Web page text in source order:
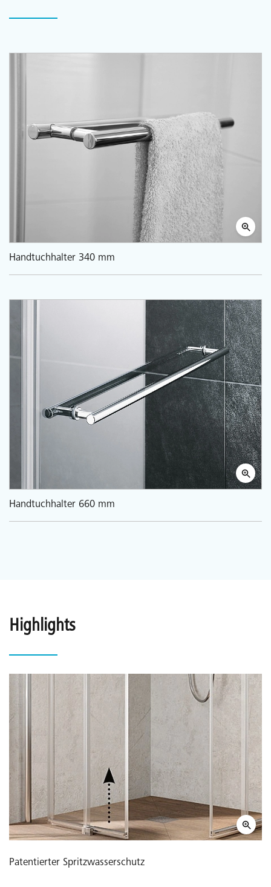
Handtuchhalter 340 mm
Handtuchhalter 660 mm
Highlights
Patentierter Spritzwasserschutz